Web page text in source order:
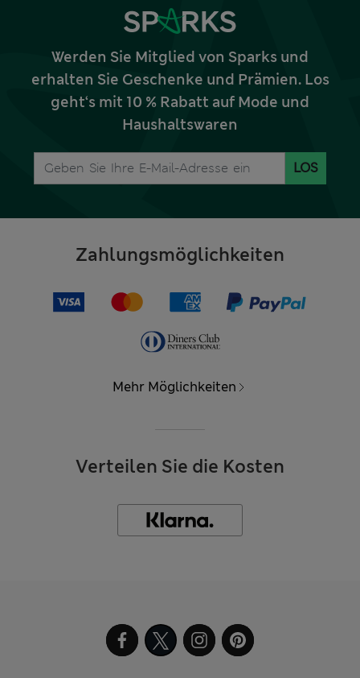
Werden Sie Mitglied von Sparks und
erhalten Sie Geschenke und Prämien. Los
geht‘s mit 10 % Rabatt auf Mode und
Haushaltswaren
LOS
Zahlungsmöglichkeiten
Mehr Möglichkeiten
Verteilen Sie die Kosten